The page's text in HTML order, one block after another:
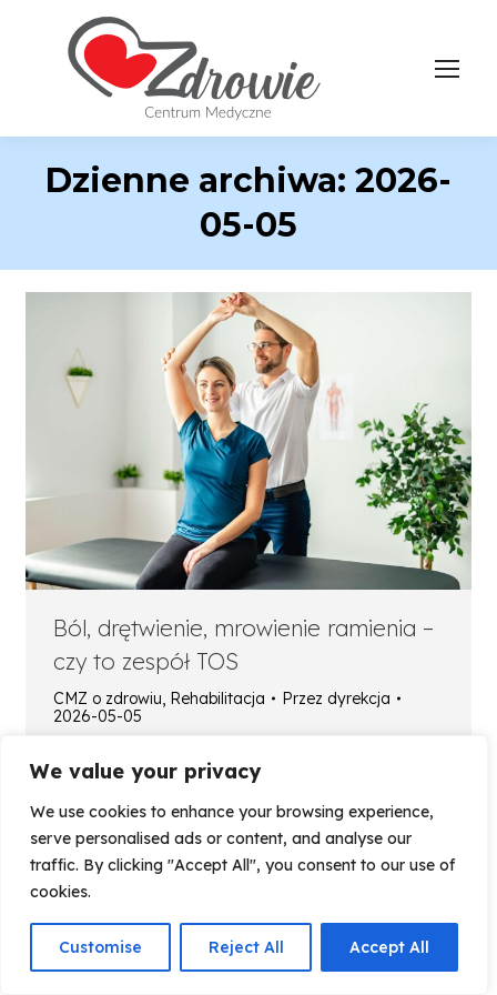
We value your privacy
We use cookies to enhance your browsing experience,
serve personalised ads or content, and analyse our
traffic. By clicking "Accept All", you consent to our use of
cookies.
Customise Reject All Accept All
Dzienne archiwa: 2026-
05-05
Ból, drętwienie, mrowienie ramienia –
czy to zespół TOS
CMZ o zdrowiu, Rehabilitacja Przez dyrekcja
2026-05-05
klatki piersiowej, to zespół objawów, które
występują w kończynie górnej. Obszar
występowania dotyczy najczęściej trójkąta
międzyżebrowego i dołu pachowego.
Przyczyną jest ucisk na struktury nerwowe…